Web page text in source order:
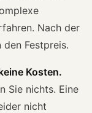
Nach der
den Festpreis.
Kosten.
Sie nichts. Eine
nicht